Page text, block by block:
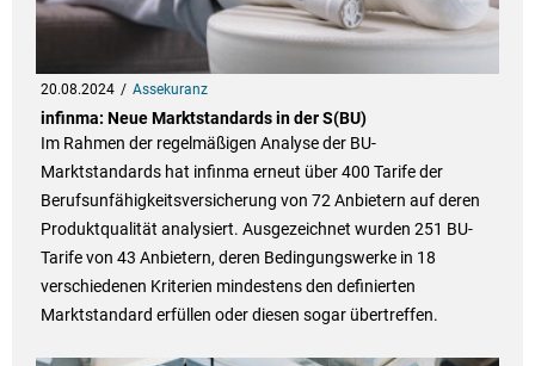
20.08.2024 Assekuranz
infinma: Neue Marktstandards in der S(BU)
Im Rahmen der regelmäßigen Analyse der BU-
Marktstandards hat infinma erneut über 400 Tarife der
Berufsunfähigkeitsversicherung von 72 Anbietern auf deren
Produktqualität analysiert. Ausgezeichnet wurden 251 BU-
Tarife von 43 Anbietern, deren Bedingungswerke in 18
verschiedenen Kriterien mindestens den definierten
Marktstandard erfüllen oder diesen sogar übertreffen.